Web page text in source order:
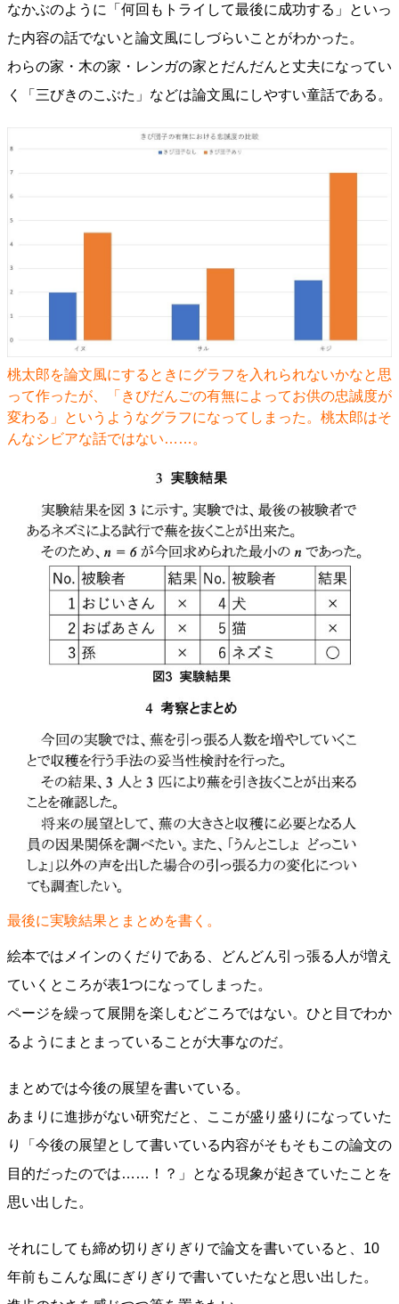
なかぶのように「何回もトライして最後に成功する」といっ
た内容の話でないと論文風にしづらいことがわかった。
わらの家・木の家・レンガの家とだんだんと丈夫になってい
く「三びきのこぶた」などは論文風にしやすい童話である。
桃太郎を論文風にするときにグラフを入れられないかなと思
って作ったが、「きびだんごの有無によってお供の忠誠度が
変わる」というようなグラフになってしまった。桃太郎はそ
んなシビアな話ではない……。
最後に実験結果とまとめを書く。
絵本ではメインのくだりである、どんどん引っ張る人が増え
ていくところが表1つになってしまった。
ページを繰って展開を楽しむどころではない。ひと目でわか
るようにまとまっていることが大事なのだ。
まとめでは今後の展望を書いている。
あまりに進捗がない研究だと、ここが盛り盛りになっていた
り「今後の展望として書いている内容がそもそもこの論文の
目的だったのでは……！？」となる現象が起きていたことを
思い出した。
それにしても締め切りぎりぎりで論文を書いていると、10
年前もこんな風にぎりぎりで書いていたなと思い出した。